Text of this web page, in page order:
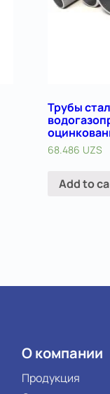
Трубы
68.486 UZS
Add to
О компании
Продукция